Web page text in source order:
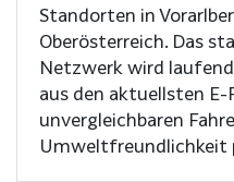
Standorten in
Oberösterreich. Das
Netzwerk wird
aus den aktuellsten
unvergleichbaren
Umweltfreundlichkeit